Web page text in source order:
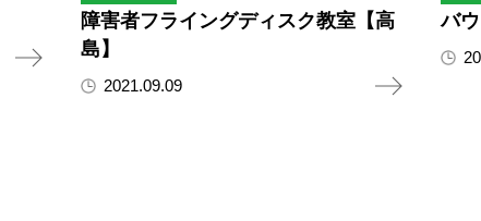
障害者フライングディスク教室【高
島】
2021.09.09
バ